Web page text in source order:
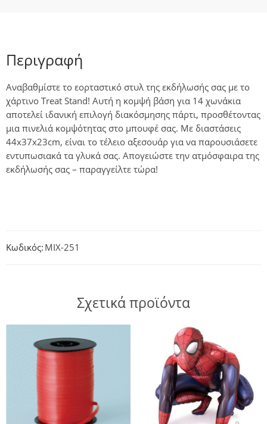
Περιγραφή
Αναβαθμίστε το εορταστικό στυλ της εκδήλωσής σας με το
χάρτινο Treat Stand! Αυτή η κομψή βάση για 14 χωνάκια
αποτελεί ιδανική επιλογή διακόσμησης πάρτι, προσθέτοντας
μια πινελιά κομψότητας στο μπουφέ σας. Με διαστάσεις
44x37x23cm, είναι το τέλειο αξεσουάρ για να παρουσιάσετε
εντυπωσιακά τα γλυκά σας. Απογειώστε την ατμόσφαιρα της
εκδήλωσής σας – παραγγείλτε τώρα!
Κωδικός: MIX-251
Σχετικά προϊόντα